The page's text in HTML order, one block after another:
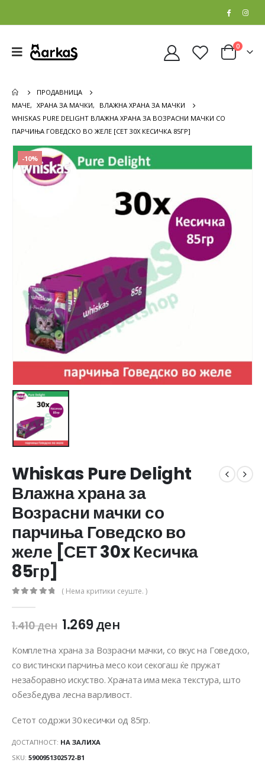
0
ПРОДАВНИЦА
МАЧЕ, ХРАНА ЗА МАЧКИ,
ВЛАЖНА ХРАНА ЗА МАЧКИ
WHISKAS PURE DELIGHT ВЛАЖНА ХРАНА ЗА ВОЗРАСНИ МАЧКИ СО
ПАРЧИЊА ГОВЕДСКО ВО ЖЕЛЕ [СЕТ 30X КЕСИЧКА 85ГР]
-10%
Whiskas Pure Delight
Влажна храна за
Возрасни мачки со
парчиња Говедско во
желе [СЕТ 30x Кесичка
85гр]
( Нема критики сеуште. )
1.410ден 1.269ден
Комплетна храна за Возрасни мачки, со вкус на Говедско,
со вистински парчиња месо кои секогаш ќе пружат
незаборавно искуство. Храната има мека текстура, што
обезбедува лесна варливост.
Сетот содржи 30 кесички од 85гр.
ДОСТАПНОСТ: НА ЗАЛИХА
SKU: 5900951302572-B1